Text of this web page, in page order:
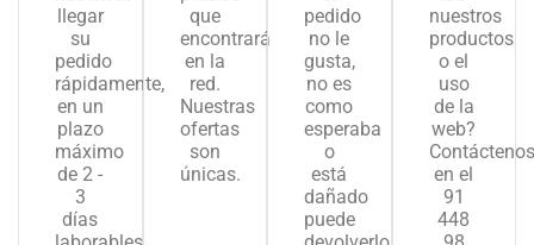
llegar
su
pedido
rápidamente,
en un
plazo
máximo
de 2 -
3
días
que
encontrará
en la
red.
Nuestras
ofertas
son
únicas.
pedido
no le
gusta,
no es
como
esperaba
o
está
dañado
puede
nuestros
productos
o el
uso
de la
web?
Contáctenos
en el
91
448